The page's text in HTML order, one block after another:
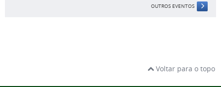
OUTROS EVENTOS
Voltar para o topo